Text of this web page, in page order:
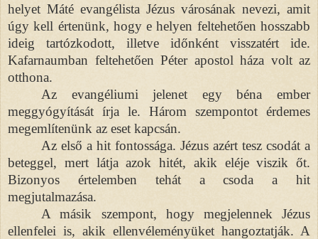
helyet Máté evangélista Jézus városának nevezi, amit
úgy kell értenünk, hogy e helyen feltehetően hosszabb
ideig tartózkodott, illetve időnként visszatért ide.
Kafarnaumban feltehetően Péter apostol háza volt az
otthona.
Az evangéliumi jelenet egy béna ember
meggyógyítását írja le. Három szempontot érdemes
megemlítenünk az eset kapcsán.
Az első a hit fontossága. Jézus azért tesz csodát a
beteggel, mert látja azok hitét, akik eléje viszik őt.
Bizonyos értelemben tehát a csoda a hit
megjutalmazása.
A másik szempont, hogy megjelennek Jézus
ellenfelei is, akik ellenvéleményüket hangoztatják. A